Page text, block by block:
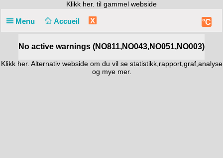
Klikk her. til gammel webside
Menu Accueil X °C
No active warnings (NO811,NO043,NO051,NO003)
Klikk her. Alternativ websideom du vil se statistikk,rapport,graf,analyse
og mye mer.